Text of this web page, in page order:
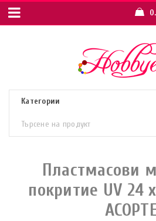
Пластмасови
покритие UV 24